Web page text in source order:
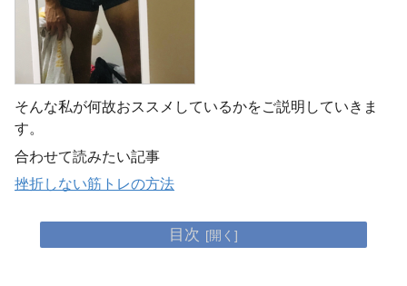
そんな私が何故おススメしているかをご説明していきま
す。
合わせて読みたい記事
挫折しない筋トレの方法
目次